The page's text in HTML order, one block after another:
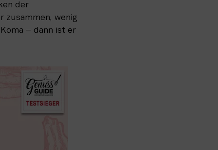
der
zusammen, wenig
– dann ist er